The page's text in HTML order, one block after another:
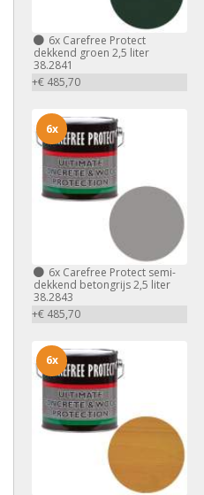
6x Carefree Protect
dekkend groen 2,5 liter
38.2841
+€ 485,70
6x Carefree Protect semi-
dekkend betongrijs 2,5 liter
38.2843
+€ 485,70
6x
6x